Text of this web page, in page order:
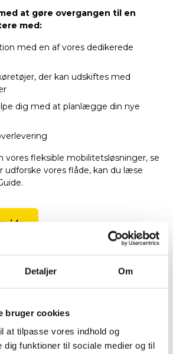
Detaljer Om
bruger cookies
at tilpasse vores indhold og
dig funktioner til sociale medier og til
at gøre overgangen til en
med:
med en af vores dedikerede
der kan udskiftes med
dig med at planlægge din nye
fleksible mobilitetsløsninger, se
udforske vores flåde, kan du læse